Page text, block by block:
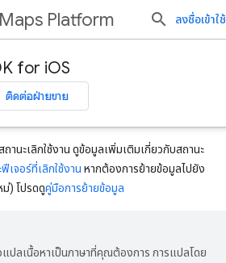
Maps Platform ลงชื่อเข้าใช้
for iOS
ติดต่อฝ่ายขาย
นะเลิกใช้งาน ดูข้อมูลเพิ่มเติมเกี่ยวกับสถานะ
จอร์ที่เลิกใช้งาน หากต้องการย้ายข้อมูลไปยัง
ม่) โปรดดูคู่มือการย้ายข้อมูล
แปลเนื้อหาเป็นภาษาที่คุณต้องการ การแปลโดย